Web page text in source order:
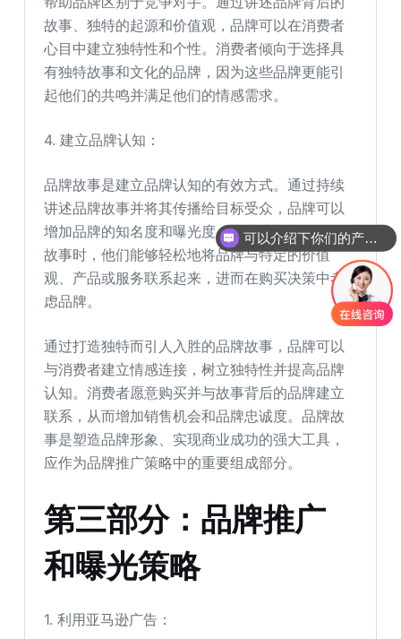
故事、独特的起源和价值观，品牌可以在消费者
心目中建立独特性和个性。消费者倾向于选择具
有独特故事和文化的品牌，因为这些品牌更能引
起他们的共鸣并满足他们的情感需求。
4. 建立品牌认知：
品牌故事是建立品牌认知的有效方式。通过持续
讲述品牌故事并将其传播给目标受众，品牌可以
增加品牌的知名度和曝光度。当消费者听到品牌
故事时，他们能够轻松地将品牌与特定的价值
观、产品或服务联系起来，进而在购买决策中考
虑品牌。
通过打造独特而引人入胜的品牌故事，品牌可以
与消费者建立情感连接，树立独特性并提高品牌
认知。消费者愿意购买并与故事背后的品牌建立
联系，从而增加销售机会和品牌忠诚度。品牌故
事是塑造品牌形象、实现商业成功的强大工具，
应作为品牌推广策略中的重要组成部分。
第三部分：品牌推广
和曝光策略
1. 利用亚马逊广告：
可以介绍下你们的产品么